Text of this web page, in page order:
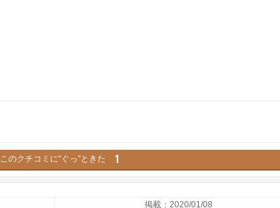
このクチコミに“ぐっ”ときた 1
掲載：2020/01/08